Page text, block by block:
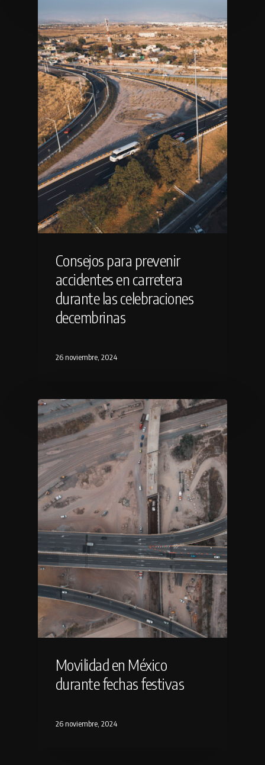
Consejos para prevenir
accidentes en carretera
durante las celebraciones
decembrinas
26 noviembre, 2024
Movilidad en México
durante fechas festivas
26 noviembre, 2024